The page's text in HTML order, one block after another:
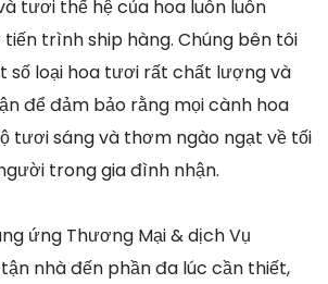
tươi thế hệ của hoa luôn luôn
trình ship hàng. Chúng bên tôi
số loại hoa tươi rất chất lượng và
để đảm bảo rằng mọi cành hoa
tươi sáng và thơm ngào ngạt về tối
trong gia đình nhận.
ứng Thương Mại & dịch Vụ
nhà đến phần đa lúc cần thiết,